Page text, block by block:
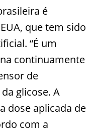
é
que tem sido
“É um
continuamente
de
glicose. A
dose aplicada de
com a